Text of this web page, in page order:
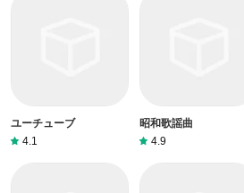
ユーチューブ
4.1
昭和歌謡曲
4.9